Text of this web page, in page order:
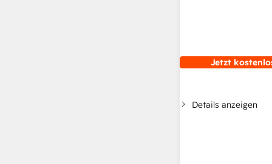
Jetzt
Details anzeigen